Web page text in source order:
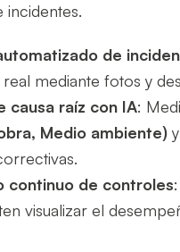
incidentes.
de
mediante fotos y
causa raíz con IA:
Medio ambiente)
continuo de controles
visualizar el